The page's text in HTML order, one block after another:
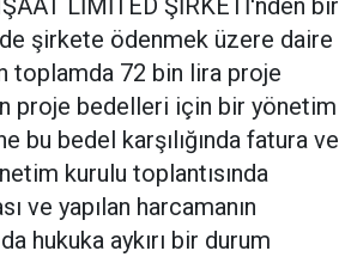
LİMİTED ŞİRKETİ'nden bir
de şirkete ödenmek üzere daire
toplamda 72 bin lira proje
proje bedelleri için bir yönetim
bu bedel karşılığında fatura ve
kurulu toplantısında
ve yapılan harcamanın
hukuka aykırı bir durum